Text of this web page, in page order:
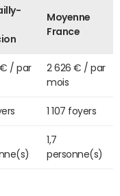
Moyenne
France
€ / par
2 626 € / par
mois
1 107 foyers
1,7
personne(s)